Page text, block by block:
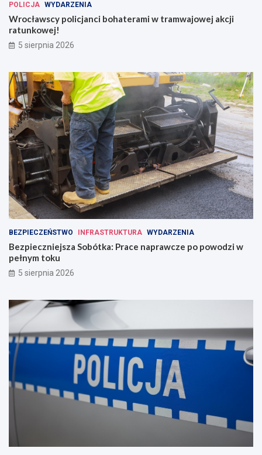
POLICJA WYDARZENIA
Wrocławscy policjanci bohaterami w tramwajowej akcji
ratunkowej!
5 sierpnia 2026
BEZPIECZEŃSTWO INFRASTRUKTURA WYDARZENIA
Bezpieczniejsza Sobótka: Prace naprawcze po powodzi w
pełnym toku
5 sierpnia 2026